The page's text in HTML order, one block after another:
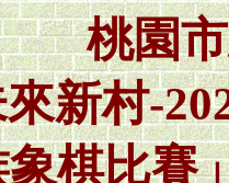
桃園
新村-
棋比賽